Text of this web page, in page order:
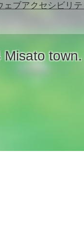
ェブアクセシビリ